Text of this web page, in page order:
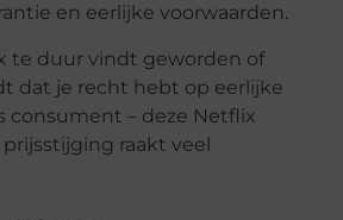
en eerlijke voorwaarden.
te duur vindt geworden of
dat je recht hebt op eerlijke
consument – deze Netflix
raakt veel